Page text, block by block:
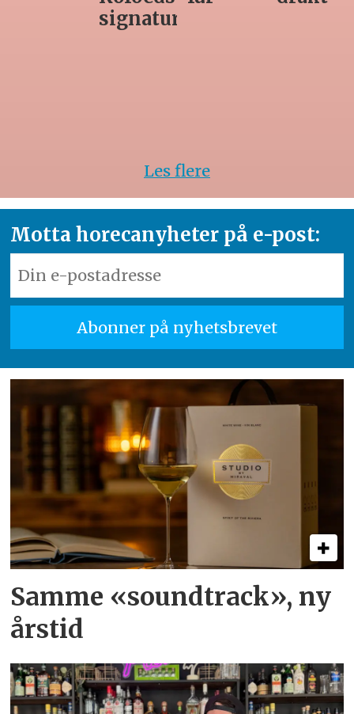
Les flere
Motta horecanyheter på e-post:
Samme «soundtrack», ny
årstid